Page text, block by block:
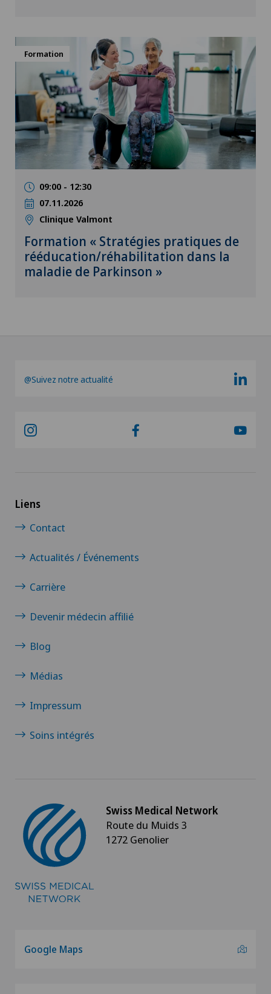
Formation
09:00 - 12:30
07.11.2026
Clinique Valmont
Formation « Stratégies pratiques de
rééducation/réhabilitation dans la
maladie de Parkinson »
@Suivez notre actualité
Liens
Contact
Actualités / Événements
Carrière
Devenir médecin affilié
Blog
Médias
Impressum
Soins intégrés
Swiss Medical Network
Route du Muids 3
1272 Genolier
Google Maps